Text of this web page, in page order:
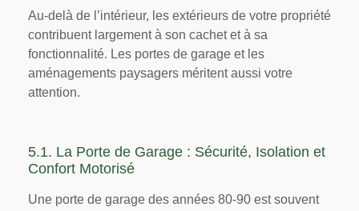
Au-delà de l’intérieur, les extérieurs de votre propriété
contribuent largement à son cachet et à sa
fonctionnalité. Les portes de garage et les
aménagements paysagers méritent aussi votre
attention.
5.1. La Porte de Garage : Sécurité, Isolation et
Confort Motorisé
Une porte de garage des années 80-90 est souvent